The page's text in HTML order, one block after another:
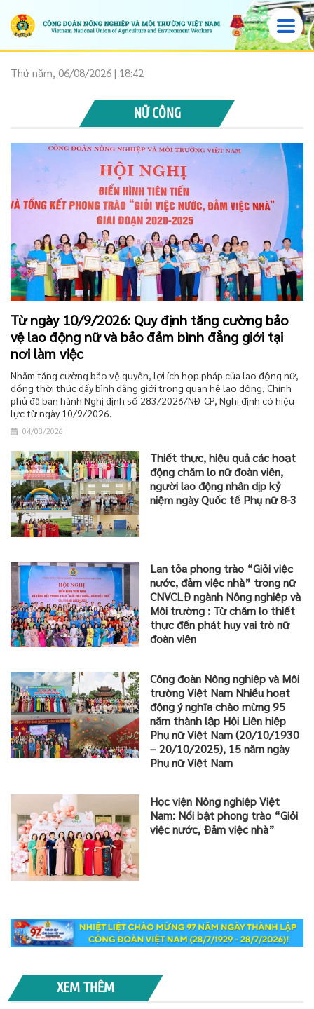
Thứ năm, 06/08/2026 | 18:42
NỮ CÔNG
Từ ngày 10/9/2026: Quy định tăng cường bảo
vệ lao động nữ và bảo đảm bình đẳng giới tại
nơi làm việc
Nhằm tăng cường bảo vệ quyền, lợi ích hợp pháp của lao động nữ,
đồng thời thúc đẩy bình đẳng giới trong quan hệ lao động, Chính
phủ đã ban hành Nghị định số 283/2026/NĐ-CP, Nghị định có hiệu
lực từ ngày 10/9/2026.
04/08/2026
Thiết thực, hiệu quả các hoạt
động chăm lo nữ đoàn viên,
người lao động nhân dịp kỷ
niệm ngày Quốc tế Phụ nữ 8-3
Lan tỏa phong trào “Giỏi việc
nước, đảm việc nhà” trong nữ
CNVCLĐ ngành Nông nghiệp và
Môi trường : Từ chăm lo thiết
thực đến phát huy vai trò nữ
đoàn viên
Công đoàn Nông nghiệp và Môi
trường Việt Nam Nhiều hoạt
động ý nghĩa chào mừng 95
năm thành lập Hội Liên hiệp
Phụ nữ Việt Nam (20/10/1930
– 20/10/2025), 15 năm ngày
Phụ nữ Việt Nam
Học viện Nông nghiệp Việt
Nam: Nổi bật phong trào “Giỏi
việc nước, Đảm việc nhà”
XEM THÊM